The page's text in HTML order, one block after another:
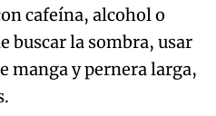
cafeína, alcohol o
buscar la sombra, usar
manga y pernera larga,